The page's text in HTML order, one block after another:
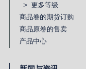
> 更多等级
商品卷的期货订购
商品原卷的售卖
产品中心